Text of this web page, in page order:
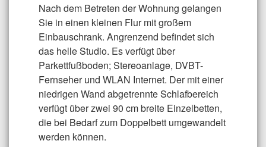
Nach dem Betreten der Wohnung gelangen
Sie in einen kleinen Flur mit großem
Einbauschrank. Angrenzend befindet sich
das helle Studio. Es verfügt über
Parkettfußboden; Stereoanlage, DVBT-
Fernseher und WLAN Internet. Der mit einer
niedrigen Wand abgetrennte Schlafbereich
verfügt über zwei 90 cm breite Einzelbetten,
die bei Bedarf zum Doppelbett umgewandelt
werden können.